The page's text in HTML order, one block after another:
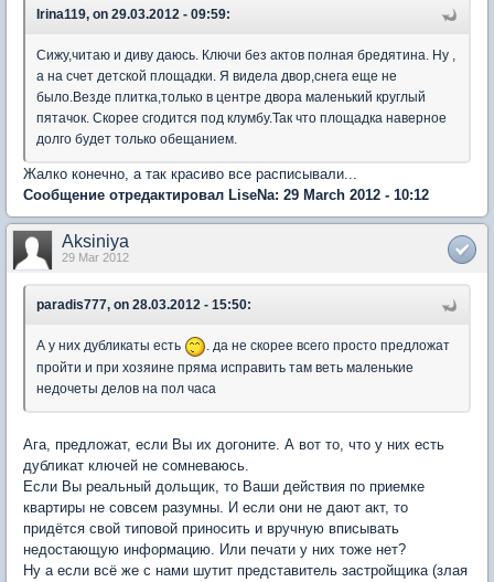
Irina119, on 29.03.2012 - 09:59:
Сижу,читаю и диву даюсь. Ключи без актов полная бредятина. Ну ,
а на счет детской площадки. Я видела двор,снега еще не
было.Везде плитка,только в центре двора маленький круглый
пятачок. Скорее сгодится под клумбу.Так что площадка наверное
долго будет только обещанием.
Жалко конечно, а так красиво все расписывали...
Сообщение отредактировал LiseNa: 29 March 2012 - 10:12
Aksiniya
29 Mar 2012
paradis777, on 28.03.2012 - 15:50:
А у них дубликаты есть
. да не скорее всего просто предложат
пройти и при хозяине пряма исправить там веть маленькие
недочеты делов на пол часа
Ага, предложат, если Вы их догоните. А вот то, что у них есть
дубликат ключей не сомневаюсь.
Если Вы реальный дольщик, то Ваши действия по приемке
квартиры не совсем разумны. И если они не дают акт, то
придётся свой типовой приносить и вручную вписывать
недостающую информацию. Или печати у них тоже нет?
Ну а если всё же с нами шутит представитель застройщика (злая